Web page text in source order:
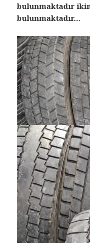
bulunmaktadır
bulunmaktadır…